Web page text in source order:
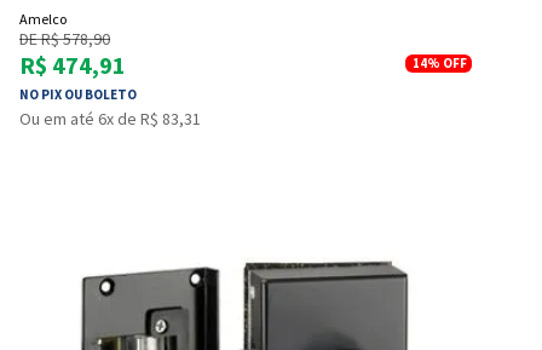
Amelco
DE R$ 578,90
R$ 474,91
NO PIX OU BOLETO
14% OFF
Ou em até 6x de R$ 83,31